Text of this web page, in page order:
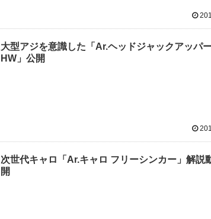
大型アジを意識した「Ar.ヘッドジャックアッパ
HW」公開
次世代キャロ「Ar.キャロ フリーシンカー」解説
開